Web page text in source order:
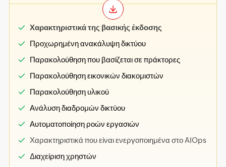
Χαρακτηριστικά της βασικής έκδοσης
Προχωρημένη ανακάλυψη δικτύου
Παρακολούθηση που βασίζεται σε πράκτορες
Παρακολούθηση εικονικών διακομιστών
Παρακολούθηση υλικού
Ανάλυση διαδρομών δικτύου
Αυτοματοποίηση ροών εργασιών
Χαρακτηριστικά που είναι ενεργοποιημένα στο AIOps
Διαχείριση χρηστών